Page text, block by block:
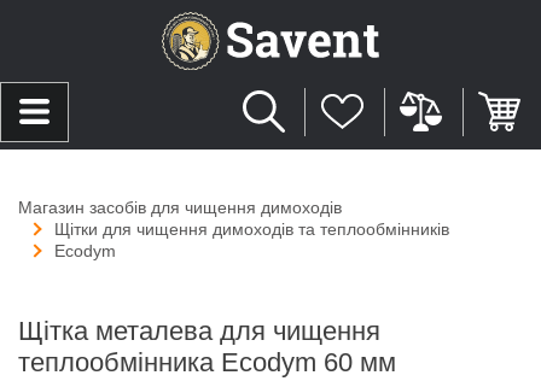
Магазин засобів для чищення димоходів
Щітки для чищення димоходів та теплообмінників
Ecodym
Щітка металева для чищення
теплообмінника Ecodym 60 мм